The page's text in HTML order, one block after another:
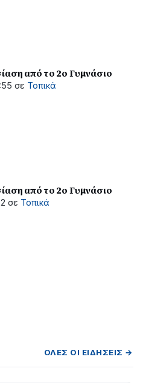
από το 2ο Γυμνάσιο
σε Τοπικά
από το 2ο Γυμνάσιο
σε Τοπικά
ΌΛΕΣ ΟΙ ΕΙΔΉΣΕΙΣ →